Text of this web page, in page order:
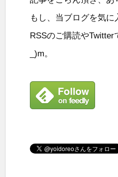
もし、当ブログを気
RSSのご購読やTwitter
_)m。